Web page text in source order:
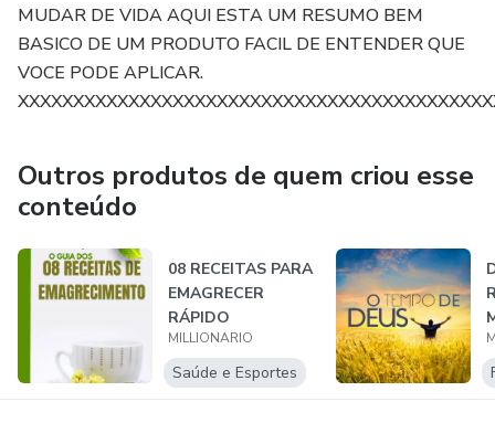
MUDAR DE VIDA AQUI ESTA UM RESUMO BEM
BASICO DE UM PRODUTO FACIL DE ENTENDER QUE
VOCE PODE APLICAR.
Outros produtos de quem criou esse
conteúdo
08 RECEITAS PARA
EMAGRECER
RÁPIDO
MILLIONARIO
Saúde e Esportes